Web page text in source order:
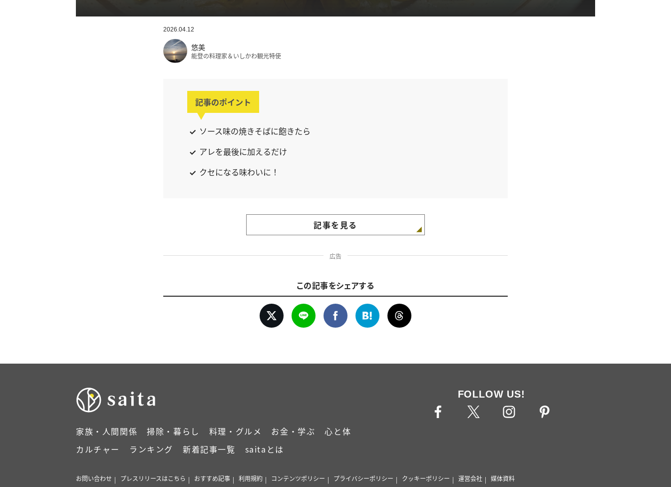
2026.04.12
悠美
能登の料理家＆いしかわ観光特使
記事のポイント
ソース味の焼きそばに飽きたら
アレを最後に加えるだけ
クセになる味わいに！
記事を見る
広告
この記事をシェアする
家族・人間関係 掃除・暮らし 料理・グルメ お金・学ぶ
心と体
カルチャー
ランキング 新着記事一覧 saitaとは
FOLLOW US!
お問い合わせ プレスリリースはこちら おすすめ記事 利用規約 コンテンツポリシー プライバシーポリシー クッキーポリシー 運営会社 媒体資料